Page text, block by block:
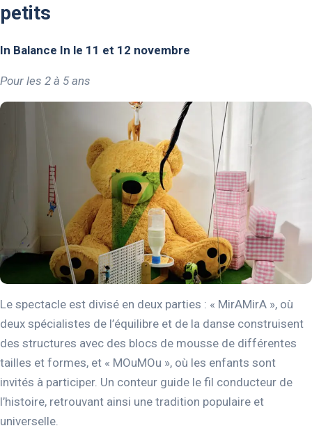
petits
In Balance In le 11 et 12 novembre
Pour les 2 à 5 ans
Le spectacle est divisé en deux parties : « MirAMirA », où
deux spécialistes de l’équilibre et de la danse construisent
des structures avec des blocs de mousse de différentes
tailles et formes, et « MOuMOu », où les enfants sont
invités à participer. Un conteur guide le fil conducteur de
l’histoire, retrouvant ainsi une tradition populaire et
universelle.